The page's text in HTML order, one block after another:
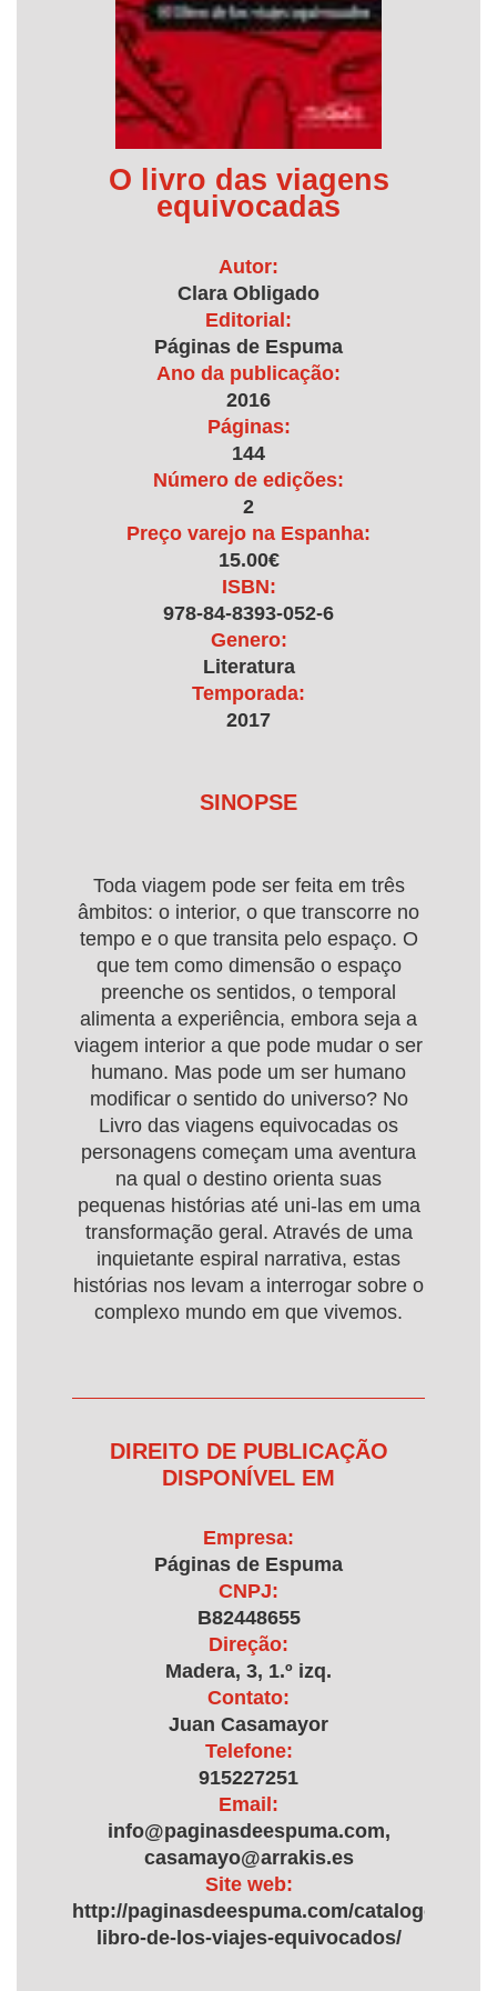
O livro das viagens
equivocadas
Autor:
Clara Obligado
Editorial:
Páginas de Espuma
Ano da publicação:
2016
Páginas:
144
Número de edições:
2
Preço varejo na Espanha:
15.00€
ISBN:
978-84-8393-052-6
Genero:
Literatura
Temporada:
2017
SINOPSE
Toda viagem pode ser feita em três
âmbitos: o interior, o que transcorre no
tempo e o que transita pelo espaço. O
que tem como dimensão o espaço
preenche os sentidos, o temporal
alimenta a experiência, embora seja a
viagem interior a que pode mudar o ser
humano. Mas pode um ser humano
modificar o sentido do universo? No
Livro das viagens equivocadas os
personagens começam uma aventura
na qual o destino orienta suas
pequenas histórias até uni-las em uma
transformação geral. Através de uma
inquietante espiral narrativa, estas
histórias nos levam a interrogar sobre o
complexo mundo em que vivemos.
DIREITO DE PUBLICAÇÃO
DISPONÍVEL EM
Empresa:
Páginas de Espuma
CNPJ:
B82448655
Direção:
Madera, 3, 1.º izq.
Contato:
Juan Casamayor
Telefone:
915227251
Email:
info@paginasdeespuma.com,
casamayo@arrakis.es
Site web:
http://paginasdeespuma.com/catalogo/el-
libro-de-los-viajes-equivocados/